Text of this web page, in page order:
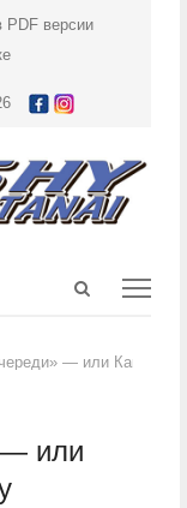
PDF версии
Open
— или Как я
— или